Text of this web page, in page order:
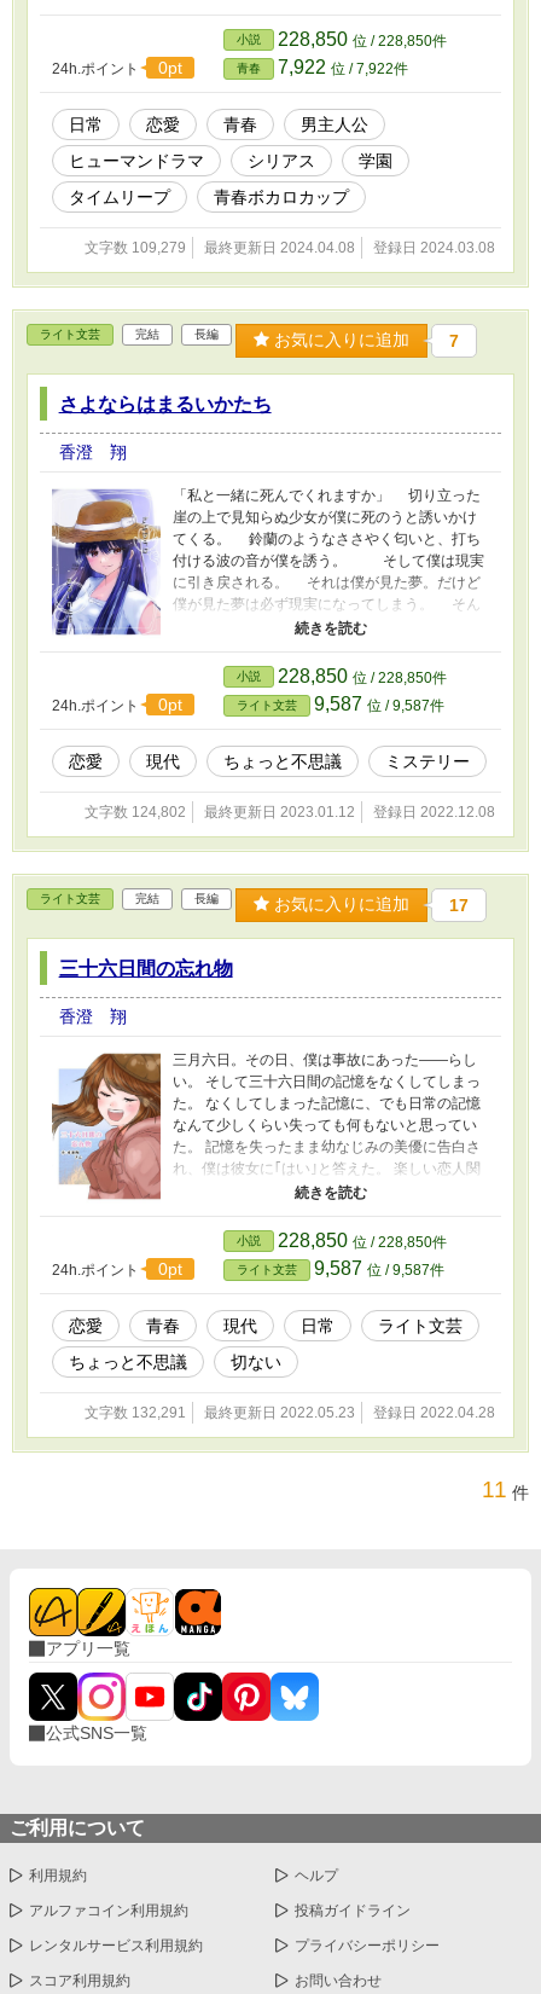
何回繰り返しても、穂花は同じ車にひかれてしまう。何回繰り返し
ても。何度時間を戻しても。 三十分間の中を繰り返しても、どう
しても救えない。隆史はついにその事を悟る。 そんな中、妖精か
ら三十分以上時間を戻す方法がある事を教えられる。 そしてそれ
には代償を伴う事も……。 隆史は穂花を救う事が出来るのか。そ
のために何を失ってしまうのか。 そして迎える結末は―― ちょっ
と不思議な青春ストーリーです。
24h.ポイント 0pt
小説 228,850 位 / 228,850件
青春 7,922 位 / 7,922件
日常 恋愛 青春
男主人公
ヒューマンドラマ
シリアス
学園
タイムリープ
青春ボカロカップ
文字数 109,279 最終更新日 2024.04.08 登録日 2024.03.08
ライト文芸 完結 長編 お気に入りに追加 7
さよならはまるいかたち
香澄 翔
「私と一緒に死んでくれますか」 切り立った
崖の上で見知らぬ少女が僕に死のうと誘いかけ
てくる。 鈴蘭のようなささやく匂いと、打ち
付ける波の音が僕を誘う。 そして僕は現実
に引き戻される。 それは僕が見た夢。だけど
僕が見た夢は必ず現実になってしまう。 そん
な中、クラスの仲間達と伊豆旅行へと向かうこ
いる事を感じている。 そこに再び降りてきた
未来は、双子の妹の麗奈をナイフで刺す自分の
姿だった。 あり得ない未来に困惑するもの
の、旅行先では夢でみた見知らぬ少女、桜乃と
出会っていた。 どこか不思議な桜乃に少しず
つ惹かれるものを感じながらも、麗奈にくる未
来を恐れ続ける。 そしてそこに僕がみた未来
が現実になる。 僕はナイフに刺された麗奈の
姿を、はっきりととらえていた。 麗奈を刺し
のうと誘いかけるのか。 謎めいた彼女は何を
知っているのか、わからないまま事態は急速に
うに未来を変えられるのか。 絶対に未来を変
えてみせると誓いながら、僕は犯人を捜す。 ※
トを入れさせていただきました。花月夜れん
様、本当にありがとうございます！！
24h.ポイント 0pt
小説 228,850 位 / 228,850件
ライト文芸 9,587 位 / 9,587件
恋愛 現代 ちょっと不思議 ミステリー
文字数 124,802 最終更新日 2023.01.12 登録日 2022.12.08
ライト文芸 完結 長編 お気に入りに追加 17
三十六日間の忘れ物
香澄 翔
三月六日。その日、僕は事故にあった――らし
い。 そして三十六日間の記憶をなくしてしまっ
た。 なくしてしまった記憶に、でも日常の記憶
なんて少しくらい失っても何もないと思ってい
た。 記憶を失ったまま幼なじみの美優に告白さ
れ、僕は彼女に｢はい｣と答えた。 楽しい恋人関
係が始まったそのとき。 僕は失った記憶の中で
その子に恋をしていたと…… 友希が出会った少
女は今どこにいるのか。どうして友希は事故に
あったのか。そもそも起きた事故とは何だった
のか。 この作品は少しだけ不思議な一人の少年
の切ない恋の物語です。 イラストはいもねこ様
よりいただきました。ありがとうございます！
第５回ライト文芸大賞で奨励賞をいただきまし
くださった編集部の方々、本当にありがとうご
ざいました。
24h.ポイント 0pt
小説 228,850 位 / 228,850件
ライト文芸 9,587 位 / 9,587件
恋愛 青春 現代 日常
ライト文芸
ちょっと不思議
切ない
文字数 132,291 最終更新日 2022.05.23 登録日 2022.04.28
11 件
アプリ一覧
公式SNS一覧
ご利用について
利用規約 ヘルプ
アルファコイン利用規約 投稿ガイドライン
レンタルサービス利用規約 プライバシーポリシー
スコア利用規約 お問い合わせ